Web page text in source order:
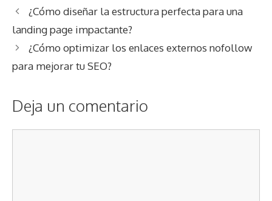
¿Cómo diseñar la estructura perfecta para una
landing page impactante?
¿Cómo optimizar los enlaces externos nofollow
para mejorar tu SEO?
Deja un comentario